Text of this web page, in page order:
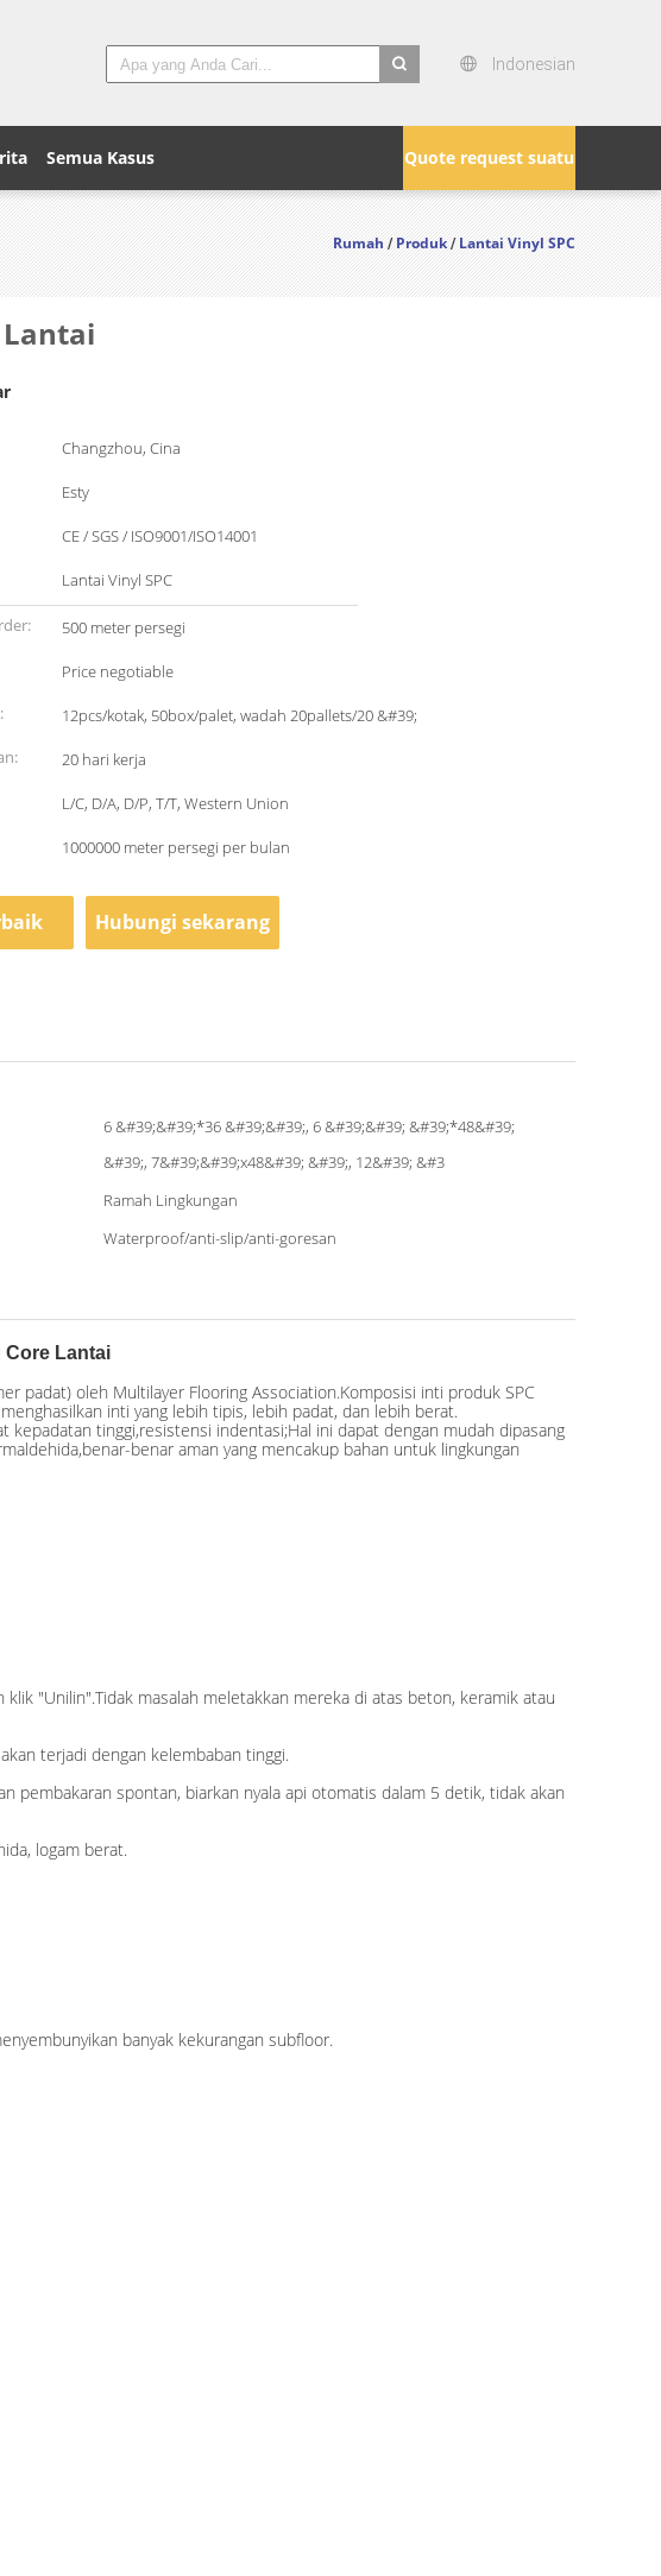
Indonesian
Quote request suatu
Semua Kasus
Rumah /Produk/Lantai Vinyl SPC
Changzhou, Cina
Esty
CE / SGS / ISO9001/ISO14001
Lantai Vinyl SPC
500 meter persegi
Price negotiable
12pcs/kotak, 50box/palet, wadah 20pallets/20 &#39;
20 hari kerja
L/C, D/A, D/P, T/T, Western Union
1000000 meter persegi per bulan
Hubungi sekarang
6 &#39;&#39;*36 &#39;&#39;, 6 &#39;&#39; &#39;*48&#39;
&#39;, 7&#39;&#39;x48&#39; &#39;, 12&#39; &#3
Ramah Lingkungan
Waterproof/anti-slip/anti-goresan
Core Lantai
padat) oleh Multilayer Flooring Association.Komposisi inti produk SPC
inti yang lebih tipis, lebih padat, dan lebih berat.
tinggi,resistensi indentasi;Hal ini dapat dengan mudah dipasang
benar aman yang mencakup bahan untuk lingkungan
"Unilin".Tidak masalah meletakkan mereka di atas beton, keramik atau
terjadi dengan kelembaban tinggi.
pembakaran spontan, biarkan nyala api otomatis dalam 5 detik, tidak akan
logam berat.
banyak kekurangan subfloor.